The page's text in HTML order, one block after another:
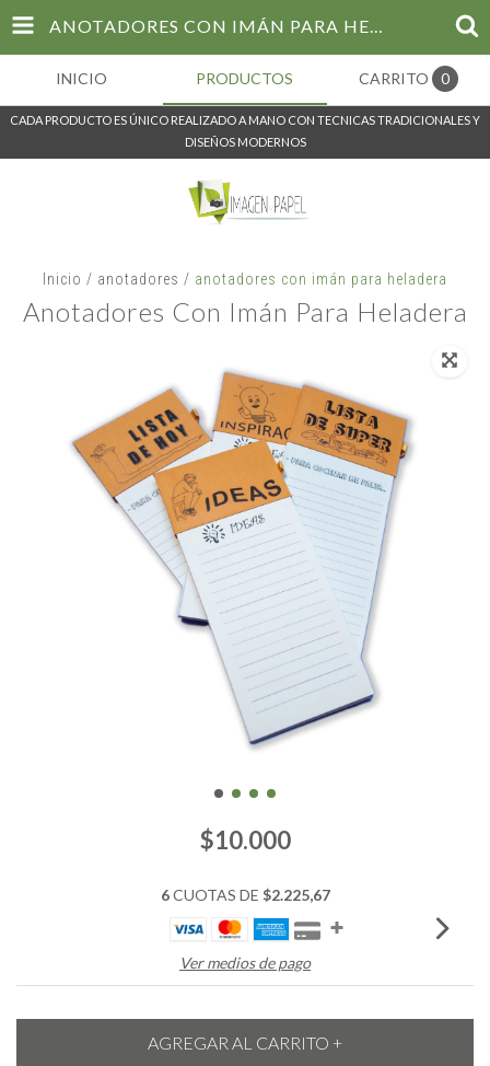
ANOTADORES CON IMÁN PARA HELADERA
INICIO PRODUCTOS CARRITO 0
CADA PRODUCTO ES ÚNICO REALIZADO A MANO CON TECNICAS TRADICIONALES Y
DISEÑOS MODERNOS
Inicio / anotadores / anotadores con imán para heladera
Anotadores Con Imán Para Heladera
$10.000
6CUOTAS DE $2.225,67
Ver medios de pago